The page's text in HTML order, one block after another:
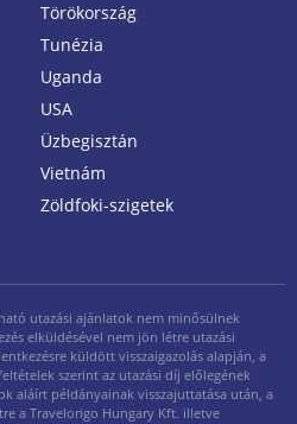
Törökország
Tunézia
Uganda
USA
Üzbegisztán
Vietnám
Zöldfoki-szigetek
utazási ajánlatok nem minősülnek
elküldésével nem jön létre utazási
küldött visszaigazolás alapján, a
szerint az utazási díj előlegének
aláírt példányainak visszajuttatása után, a
a Travelorigo Hungary Kft. illetve